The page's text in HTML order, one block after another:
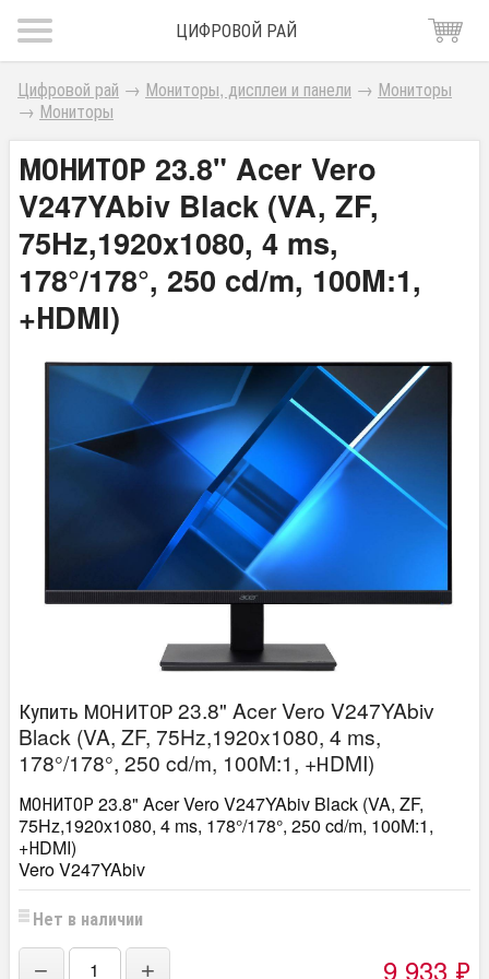
ЦИФРОВОЙ РАЙ
Цифровой рай → Мониторы, дисплеи и панели → Мониторы
→ Мониторы
МОНИТОР 23.8" Acer Vero
V247YAbiv Black (VA, ZF,
75Hz,1920x1080, 4 ms,
178°/178°, 250 cd/m, 100M:1,
+НDMI)
Купить МОНИТОР 23.8" Acer Vero V247YAbiv
Black (VA, ZF, 75Hz,1920x1080, 4 ms,
178°/178°, 250 cd/m, 100M:1, +НDMI)
МОНИТОР 23.8" Acer Vero V247YAbiv Black (VA, ZF,
75Hz,1920x1080, 4 ms, 178°/178°, 250 cd/m, 100M:1,
+НDMI)
Vero V247YAbiv
Нет в наличии
− + 9 933 ₽